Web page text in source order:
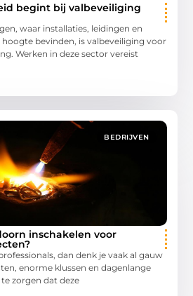
begint bij valbeveiliging
waar installaties, leidingen en
bevinden, is valbeveiliging voor
Werken in deze sector vereist
BEDRIJVEN
inschakelen voor
dan denk je vaak al gauw
enorme klussen en dagenlange
zorgen dat deze